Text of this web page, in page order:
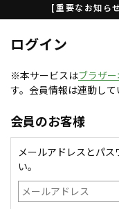
[重要なお知ら
ログイン
※本サービスはブラザ
す。会員情報は連動して
会員のお客様
メールアドレスとパ
い。